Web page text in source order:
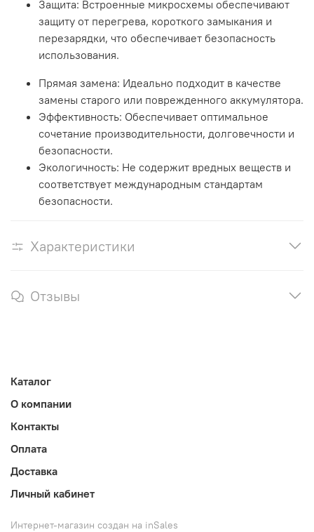
Защита: Встроенные микросхемы обеспечивают
защиту от перегрева, короткого замыкания и
перезарядки, что обеспечивает безопасность
использования.
Прямая замена: Идеально подходит в качестве
замены старого или поврежденного аккумулятора.
Эффективность: Обеспечивает оптимальное
сочетание производительности, долговечности и
безопасности.
Экологичность: Не содержит вредных веществ и
соответствует международным стандартам
безопасности.
Характеристики
Отзывы
Каталог
О компании
Контакты
Оплата
Доставка
Личный кабинет
Интернет-магазин создан на inSales